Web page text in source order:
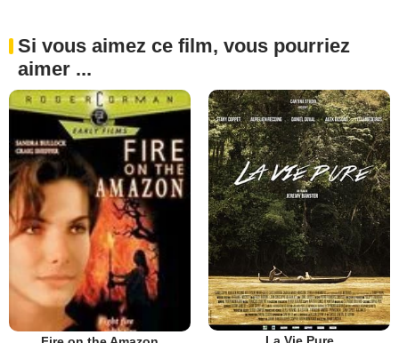
Si vous aimez ce film, vous pourriez
aimer ...